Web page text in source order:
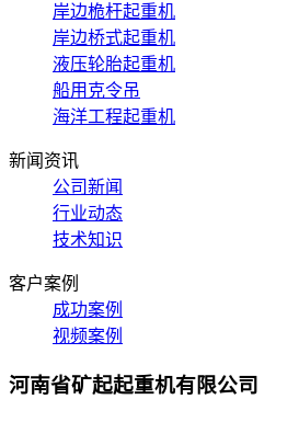
岸边桅杆起重机
岸边桥式起重机
液压轮胎起重机
船用克令吊
海洋工程起重机
新闻资讯
公司新闻
行业动态
技术知识
客户案例
成功案例
视频案例
河南省矿起起重机有限公司